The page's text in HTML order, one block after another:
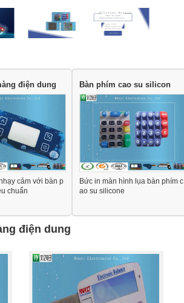
điện dung
cảm với bàn p
chuẩn
Bàn phím cao su silicon
Bức in màn hình lụa bàn phím c
ao su silicone
điện dung